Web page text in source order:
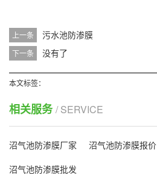
上一条 污水池防渗膜
下一条 没有了
本文标签：
相关服务/ SERVICE
沼气池防渗膜厂家 沼气池防渗膜报价
沼气池防渗膜批发